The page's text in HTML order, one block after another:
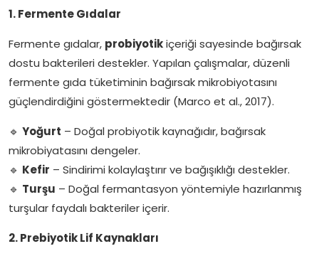
1. Fermente Gıdalar
Fermente gıdalar, probiyotikiçeriği sayesinde bağırsak
dostu bakterileri destekler. Yapılan çalışmalar, düzenli
fermente gıda tüketiminin bağırsak mikrobiyotasını
güçlendirdiğini göstermektedir (Marco et al., 2017).
🔹 Yoğurt – Doğal probiyotik kaynağıdır, bağırsak
mikrobiyatasını dengeler.
🔹 Kefir – Sindirimi kolaylaştırır ve bağışıklığı destekler.
🔹 Turşu – Doğal fermantasyon yöntemiyle hazırlanmış
turşular faydalı bakteriler içerir.
2. Prebiyotik Lif Kaynakları